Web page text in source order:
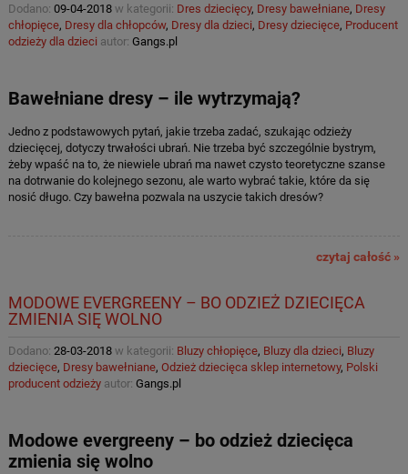
Dodano: 09-04-2018w kategorii: Dres dziecięcy, Dresy bawełniane, Dresy
chłopięce, Dresy dla chłopców, Dresy dla dzieci, Dresy dziecięce, Producent
odzieży dla dzieci autor: Gangs.pl
Bawełniane dresy – ile wytrzymają?
Jedno z podstawowych pytań, jakie trzeba zadać, szukając odzieży
dziecięcej, dotyczy trwałości ubrań. Nie trzeba być szczególnie bystrym,
żeby wpaść na to, że niewiele ubrań ma nawet czysto teoretyczne szanse
na dotrwanie do kolejnego sezonu, ale warto wybrać takie, które da się
nosić długo. Czy bawełna pozwala na uszycie takich dresów?
czytaj całość »
MODOWE EVERGREENY – BO ODZIEŻ DZIECIĘCA
ZMIENIA SIĘ WOLNO
Dodano: 28-03-2018w kategorii: Bluzy chłopięce, Bluzy dla dzieci, Bluzy
dziecięce, Dresy bawełniane, Odzież dziecięca sklep internetowy, Polski
producent odzieżyautor: Gangs.pl
Modowe evergreeny – bo odzież dziecięca
zmienia się wolno